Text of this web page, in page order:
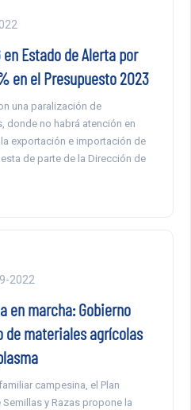
Estado de Alerta por
en el Presupuesto 2023
una paralización de
donde no habrá atención en
exportación e importación de
de parte de la Dirección de
2022
en marcha: Gobierno
de materiales agrícolas
campesina, el Plan
y Razas propone la